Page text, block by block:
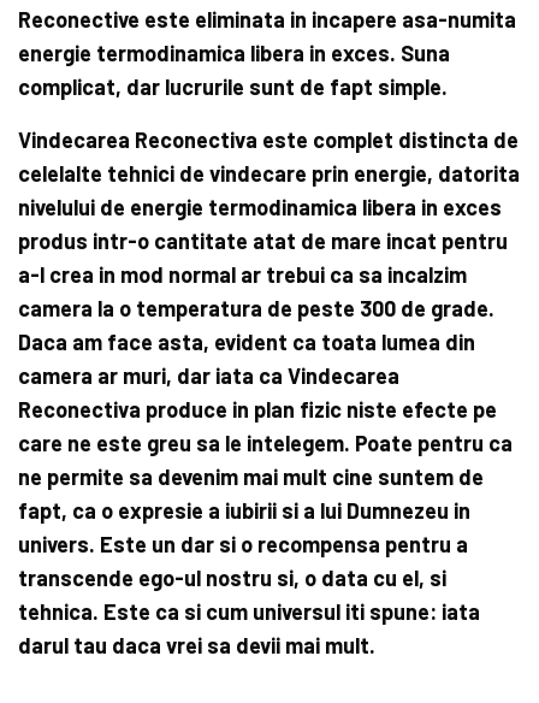
Reconective este eliminata in incapere asa-numita
energie termodinamica libera in exces. Suna
complicat, dar lucrurile sunt de fapt simple.
Vindecarea Reconectiva este complet distincta de
celelalte tehnici de vindecare prin energie, datorita
nivelului de energie termodinamica libera in exces
produs intr-o cantitate atat de mare incat pentru
a-l crea in mod normal ar trebui ca sa incalzim
camera la o temperatura de peste 300 de grade.
Daca am face asta, evident ca toata lumea din
camera ar muri, dar iata ca Vindecarea
Reconectiva produce in plan fizic niste efecte pe
care ne este greu sa le intelegem. Poate pentru ca
ne permite sa devenim mai mult cine suntem de
fapt, ca o expresie a iubirii si a lui Dumnezeu in
univers. Este un dar si o recompensa pentru a
transcende ego-ul nostru si, o data cu el, si
tehnica. Este ca si cum universul iti spune: iata
darul tau daca vrei sa devii mai mult.